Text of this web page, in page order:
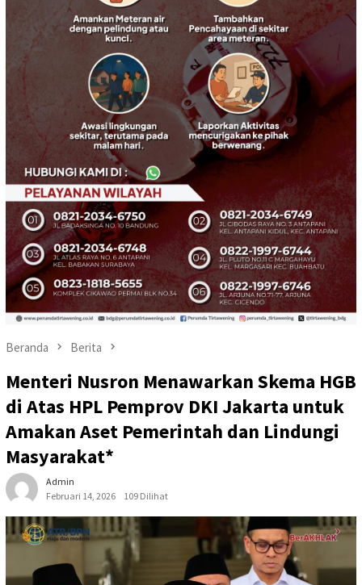
Beranda Berita
Menteri Nusron Menawarkan Skema HGB
di Atas HPL Pemprov DKI Jakarta untuk
Amakan Aset Pemerintah dan Lindungi
Masyarakat*
Admin
Februari 14, 2026
109 Dilihat